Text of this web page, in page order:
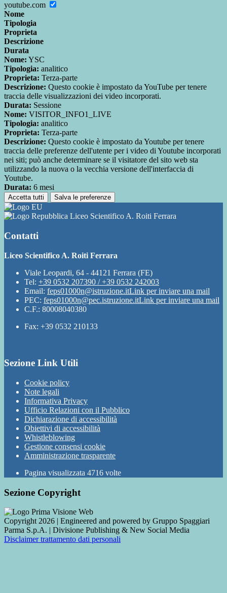
youtube.com
Nome
Tipologia
Proprieta
Descrizione
Durata
Nome: YSC
Tipologia: analitico
Proprieta: Terza-parte
Descrizione: Questo cookie è impostato da YouTube per tenere
traccia delle visualizzazioni dei video incorporati.
Durata: Sessione
Nome: VISITOR_INFO1_LIVE
Tipologia: analitico
Proprieta: Terza-parte
Descrizione: Questo cookie è impostato da Youtube per tenere
traccia delle preferenze dell'utente per i video di Youtube incorporati
nei siti; può anche determinare se il visitatore del sito web sta
utilizzando la nuova o la vecchia versione dell'interfaccia di
Youtube.
Durata: 6 mesi
Accetta tutti Salva le preferenze
Liceo Scientifico A. Roiti Ferrara
Contatti
Liceo Scientifico A. Roiti Ferrara
Viale Leopardi, 64 - 44121 Ferrara (FE)
Tel: +39 0532 207390 / +39 0532 242003
Email: feps01000n@istruzione.itLink per inviare una mail
PEC: feps01000n@pec.istruzione.itLink per inviare una mail
C.F.: 80008040380
Fax: +39 0532 210133
Sezione Link Utili
Cookie policy
Note legali
Informativa Privacy
Ufficio Relazioni con il Pubblico
Dichiarazione di accessibilità
Obiettivi di accessibilità
Whistleblowing
Gestione consensi cookie
Amministrazione trasparente
Pagina visualizzata 4716 volte
Sezione Copyright
Copyright 2026 | Engineered and powered by Gruppo Spaggiari
Parma S.p.A. | Divisione Publishing & New Social Media
Disclaimer trattamento dati personali